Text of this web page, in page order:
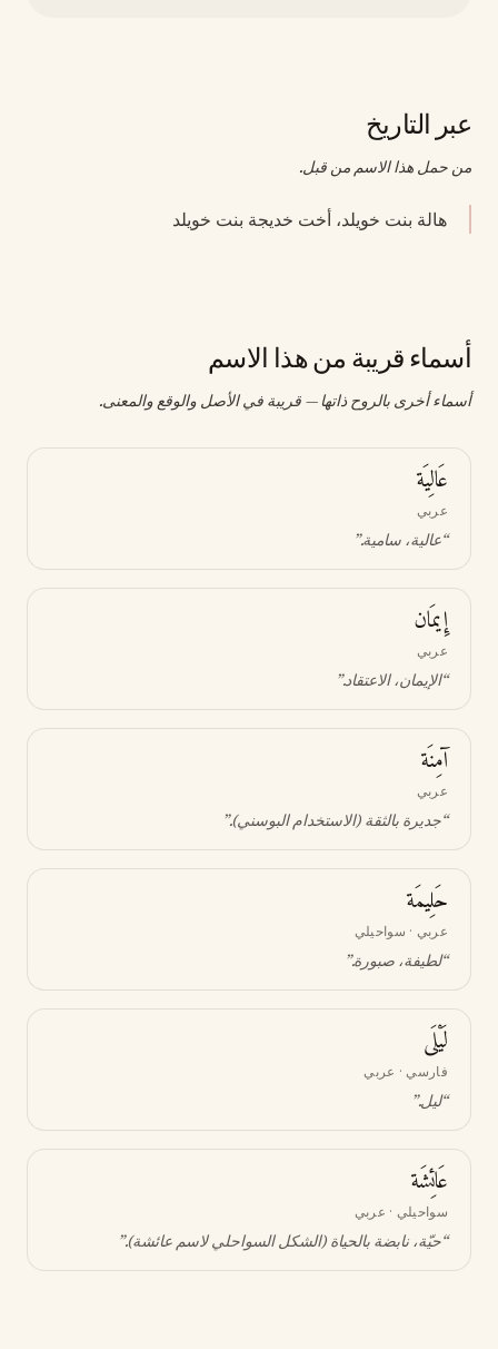
عبر التاريخ
من حمل هذا الاسم من قبل.
هالة بنت خويلد، أخت خديجة بنت خويلد
أسماء قريبة من هذا الاسم
أسماء أخرى بالروح ذاتها — قريبة في الأصل والوقع والمعنى.
عَالِيَة
عربي
“عالية، سامية.”
إِيمَان
عربي
“الإيمان، الاعتقاد.”
آمِنَة
عربي
“جديرة بالثقة (الاستخدام البوسني).”
حَلِيمَة
عربي · سواحيلي
“لطيفة، صبورة.”
لَيْلَى
فارسي · عربي
“ليل.”
عَائِشَة
سواحيلي · عربي
“حيّة، نابضة بالحياة (الشكل السواحلي لاسم عائشة).”